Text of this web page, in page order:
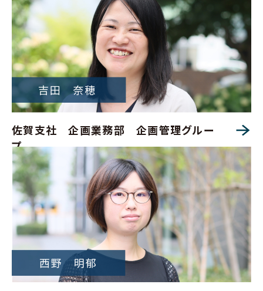
佐賀支社 企画業務部 企画管理グルー
プ